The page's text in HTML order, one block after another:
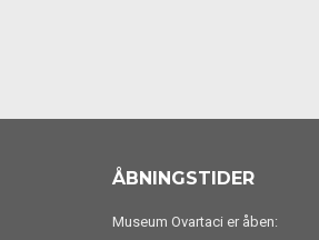
ÅBNINGSTIDER
Museum Ovartaci er åben: